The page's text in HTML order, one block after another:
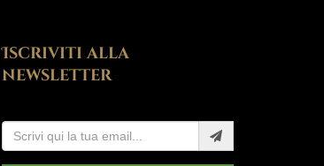
Iscriviti alla
newsletter